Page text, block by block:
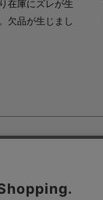
在庫にズレが生
欠品が生じまし